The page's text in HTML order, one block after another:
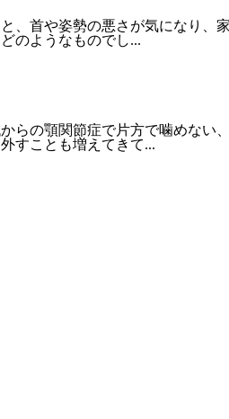
、首や姿勢の悪さが気になり
のようなものでし...
らの顎関節症で片方で噛めな
すことも増えてきて...